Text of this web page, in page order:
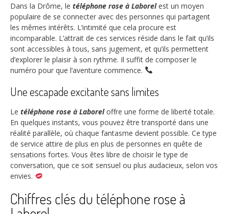
Dans la Drôme, le téléphone rose à Laborelest un moyen
populaire de se connecter avec des personnes qui partagent
les mêmes intérêts. L’intimité que cela procure est
incomparable. L’attrait de ces services réside dans le fait qu’ils
sont accessibles à tous, sans jugement, et qu’ils permettent
d’explorer le plaisir à son rythme. Il suffit de composer le
numéro pour que l’aventure commence.
Une escapade excitante sans limites
Le téléphone rose à Laboreloffre une forme de liberté totale.
En quelques instants, vous pouvez être transporté dans une
réalité parallèle, où chaque fantasme devient possible. Ce type
de service attire de plus en plus de personnes en quête de
sensations fortes. Vous êtes libre de choisir le type de
conversation, que ce soit sensuel ou plus audacieux, selon vos
envies.
Chiffres clés du téléphone rose à